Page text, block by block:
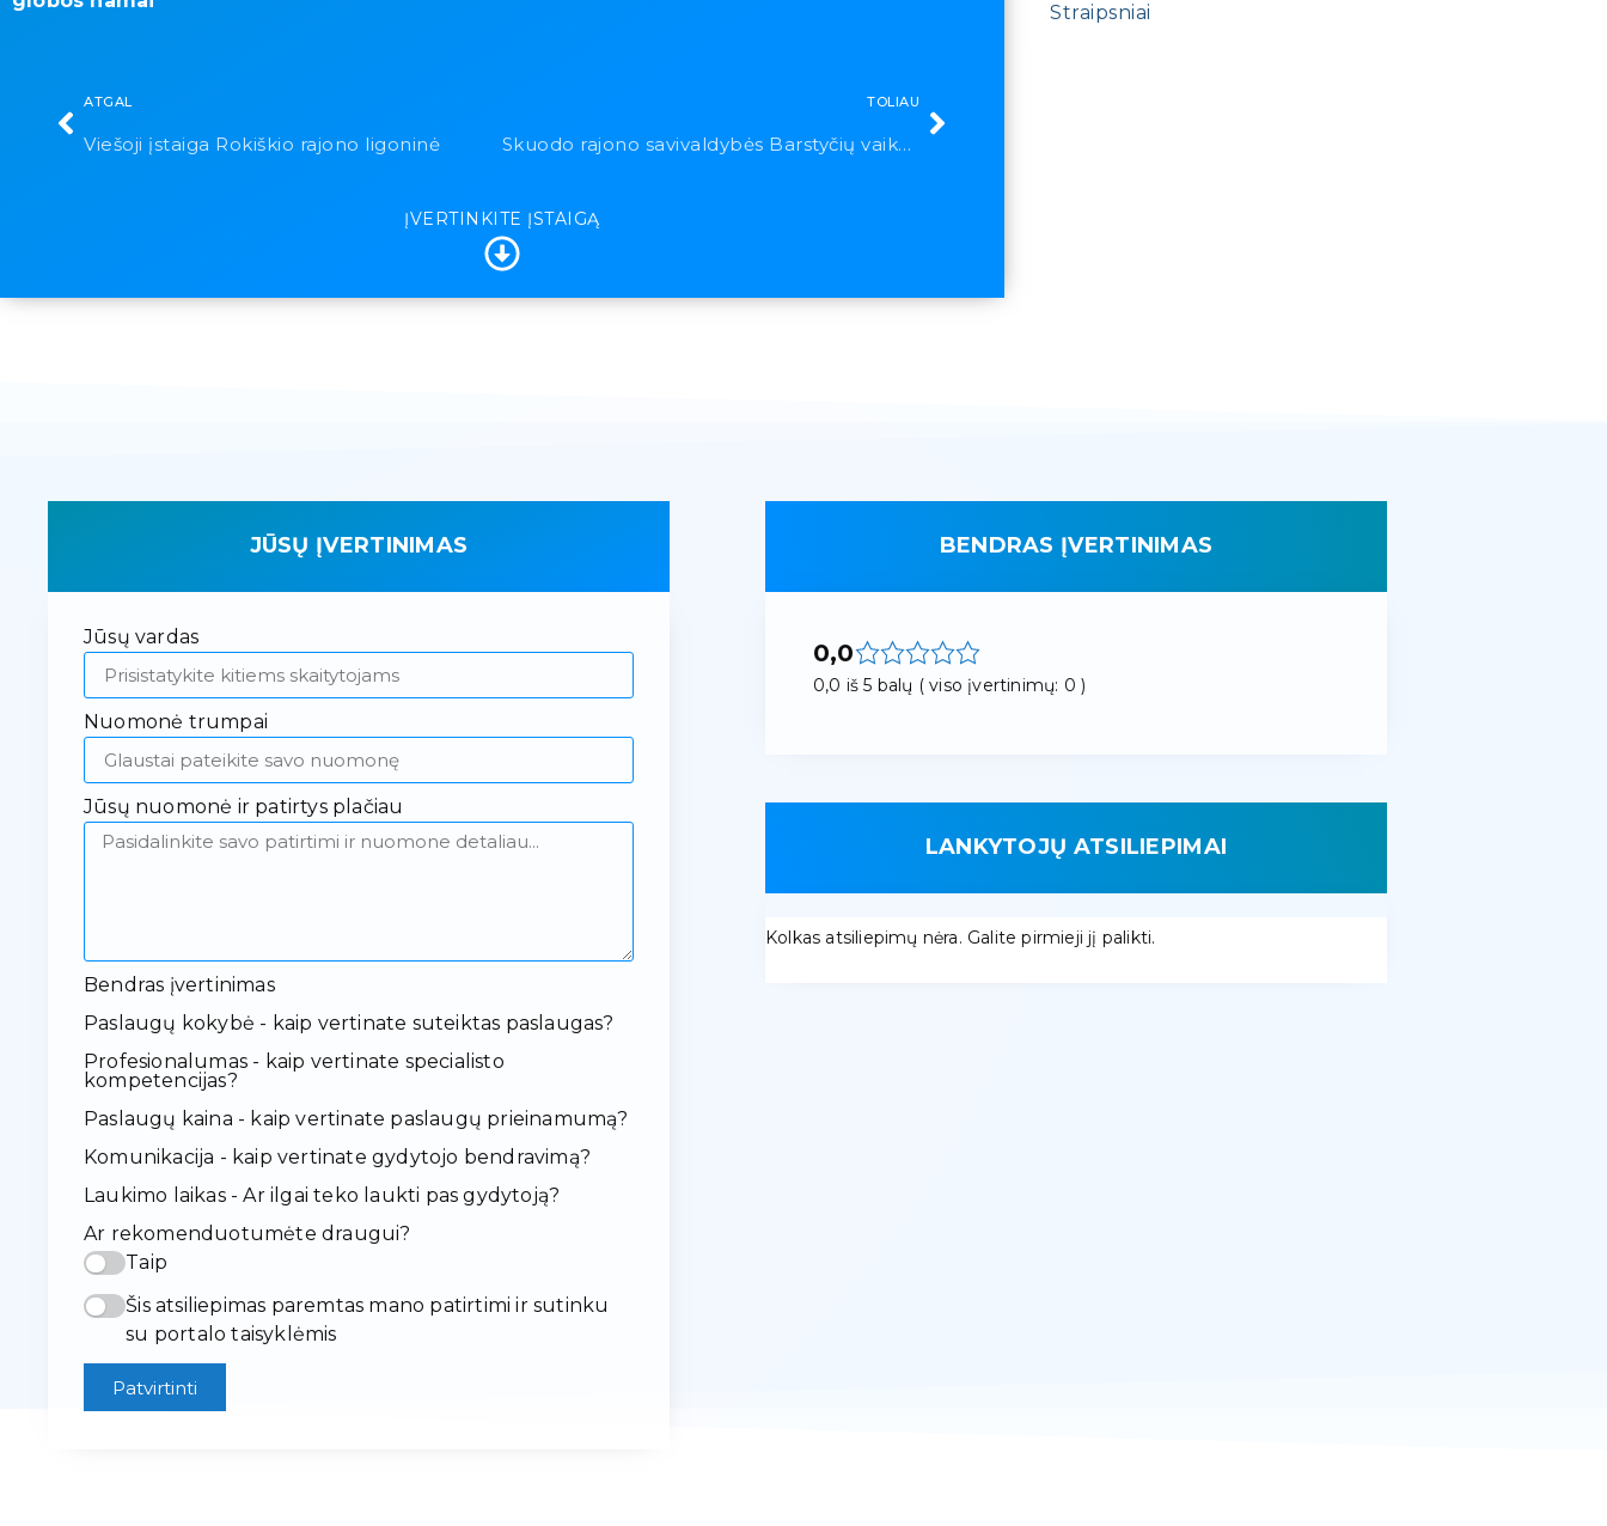
ATGAL
Viešoji įstaiga Rokiškio rajono ligoninė
TOLIAU
Skuodo rajono savivaldybės Barstyčių vaikų globos namai
ĮVERTINKITE ĮSTAIGĄ
Straipsniai
JŪSŲ ĮVERTINIMAS
Jūsų vardas
Nuomonė trumpai
Jūsų nuomonė ir patirtys plačiau
Bendras įvertinimas
Paslaugų kokybė - kaip vertinate suteiktas paslaugas?
Profesionalumas - kaip vertinate specialisto
kompetencijas?
Paslaugų kaina - kaip vertinate paslaugų prieinamumą?
Komunikacija - kaip vertinate gydytojo bendravimą?
Laukimo laikas - Ar ilgai teko laukti pas gydytoją?
Ar rekomenduotumėte draugui?
Taip
Šis atsiliepimas paremtas mano patirtimi ir sutinku
su portalo taisyklėmis
Patvirtinti
BENDRAS ĮVERTINIMAS
0,0
0,0 iš 5 balų ( viso įvertinimų: 0 )
LANKYTOJŲ ATSILIEPIMAI
Kolkas atsiliepimų nėra. Galite pirmieji jį palikti.